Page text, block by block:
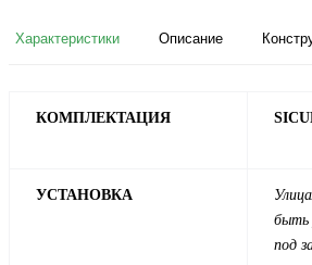
Характеристики Описание
КОМПЛЕКТАЦИЯ
УСТАНОВКА
быть
под